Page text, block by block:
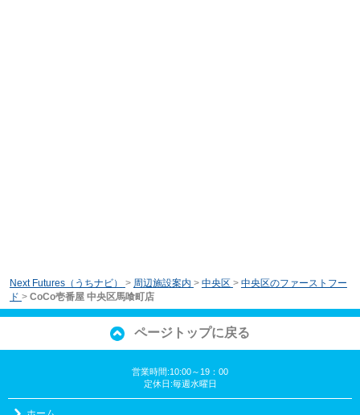
Next Futures（うちナビ） > 周辺施設案内 > 中央区 > 中央区のファーストフー
ド > CoCo壱番屋 中央区馬喰町店
ページトップに戻る
営業時間:10:00～19：00
定休日:毎週水曜日